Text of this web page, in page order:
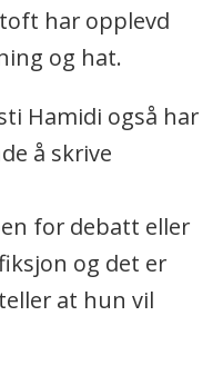
har opplevd
og hat.
Hamidi også har
å skrive
for debatt eller
og det er
at hun vil